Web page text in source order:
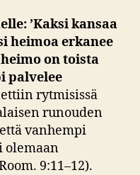
’Kaksi kansaa
heimoa erkanee
on toista
palvelee
rytmisissä
runouden
vanhempi
olemaan
9:11–12).